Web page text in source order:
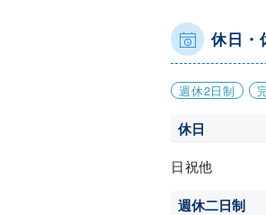
休日・
週休2日制
休日
日祝他
週休二日制